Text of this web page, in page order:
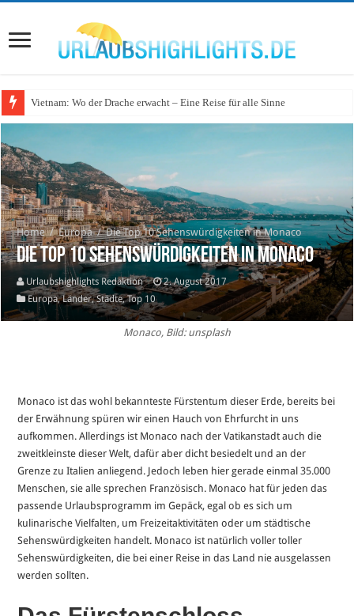
Vietnam: Wo der Drache erwacht – Eine Reise für alle Sinne
Home / Europa / Die Top 10 Sehenswürdigkeiten in Monaco
Die Top 10 Sehenswürdigkeiten in Monaco
Urlaubshighlights Redaktion
2. August 2017
Europa,Länder,Städte,Top 10
Monaco, Bild: unsplash
Monaco ist das wohl bekannteste Fürstentum dieser Erde, bereits bei
der Erwähnung spüren wir einen Hauch von Ehrfurcht in uns
aufkommen. Allerdings ist Monaco nach der Vatikanstadt auch die
zweitkleinste dieser Welt, dafür aber dicht besiedelt und an der
Grenze zu Italien anliegend. Jedoch leben hier gerade einmal 35.000
Menschen, sie alle sprechen Französisch. Monaco hat für jeden das
passende Urlaubsprogramm im Gepäck, egal ob es sich um
kulinarische Vielfalten, um Freizeitaktivitäten oder um städtische
Sehenswürdigkeiten handelt. Monaco ist natürlich voller toller
Sehenswürdigkeiten, die bei einer Reise in das Land nie ausgelassen
werden sollten.